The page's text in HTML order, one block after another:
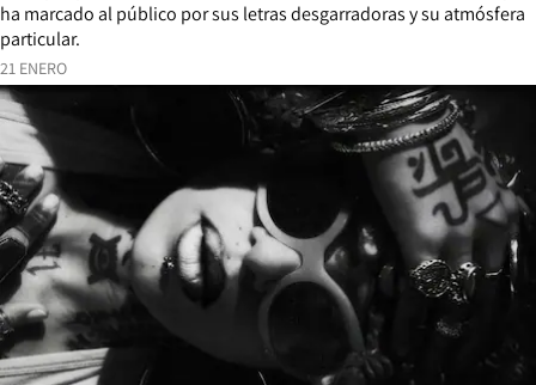
21 ENERO
ha marcado al público por sus letras desgarradoras y su atmósfera
particular.